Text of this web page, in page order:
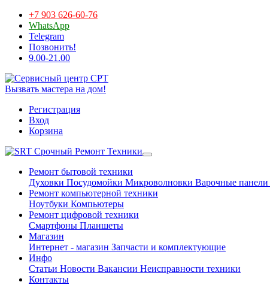
+7 903 626-60-76
WhatsApp
Telegram
Позвонить!
9.00-21.00
Вызвать мастера на дом!
Регистрация
Вход
Корзина
Срочный Ремонт Техники
Ремонт бытовой техники
Духовки Посудомойки Микроволновки Варочные панели
Ремонт компьютерной техники
Ноутбуки Компьютеры
Ремонт цифровой техники
Смартфоны Планшеты
Магазин
Интернет - магазин Запчасти и комплектующие
Инфо
Статьи Новости Вакансии Неисправности техники
Контакты